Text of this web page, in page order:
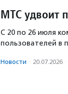
МТС удвоит
С 20 по 26 июля
пользователей в
Новости · 20.07.2026 ·